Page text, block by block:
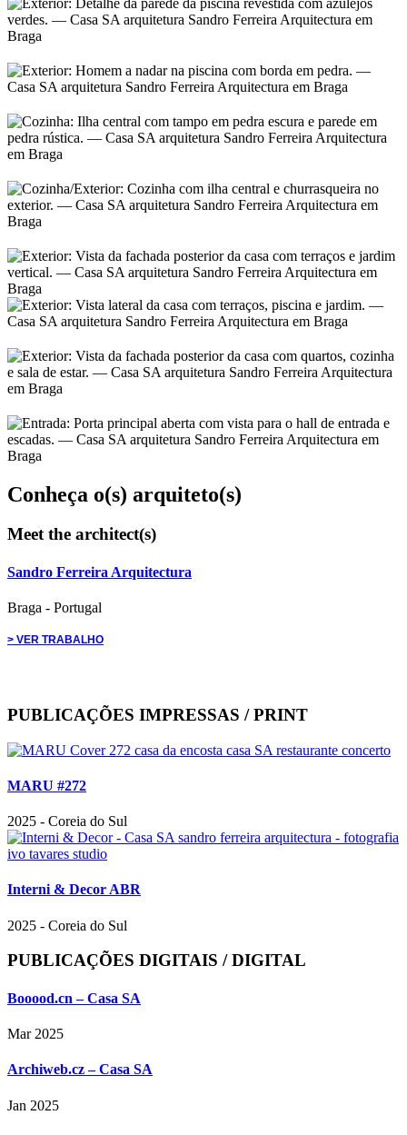
Conheça o(s) arquiteto(s)
Meet the architect(s)
Sandro Ferreira Arquitectura
Braga - Portugal
> VER TRABALHO
PUBLICAÇÕES IMPRESSAS / PRINT
MARU #272
2025 - Coreia do Sul
Interni & Decor ABR
2025 - Coreia do Sul
PUBLICAÇÕES DIGITAIS / DIGITAL
Booood.cn – Casa SA
Mar 2025
Archiweb.cz – Casa SA
Jan 2025